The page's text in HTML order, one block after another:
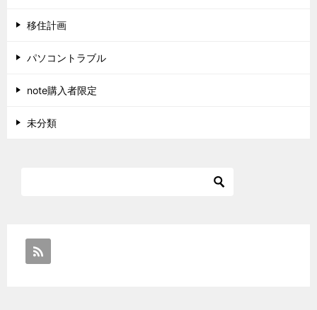
移住計画
パソコントラブル
note購入者限定
未分類